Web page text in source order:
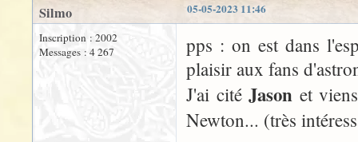
05-05-2023 11:46
Silmo
Inscription : 2002
Messages : 4 267
pps : on est dans
plaisir aux fans
J'ai cité Jason et
Newton... (très